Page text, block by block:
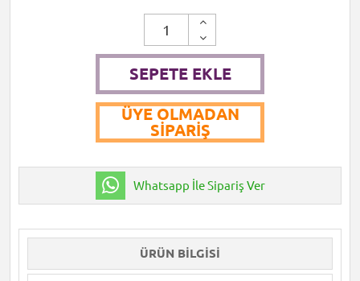
SEPETE EKLE
ÜYE OLMADAN
SIPARIŞ
Whatsapp İle Sipariş Ver
ÜRÜN BILGISI